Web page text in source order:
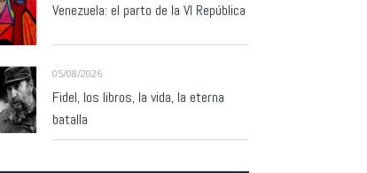
Venezuela: el parto de la VI República
05/08/2026
Fidel, los libros, la vida, la eterna
batalla